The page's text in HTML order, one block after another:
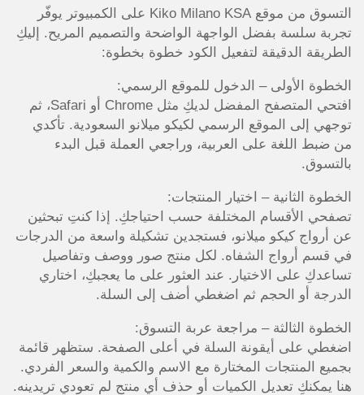
التسوق من موقع Kiko Milano KSA على الكمبيوتر يوفّر
تجربة سلسة بفضل الواجهة الواضحة والتصميم المريح. إليكِ
الطريقة الدقيقة لتفعيل الكود خطوة بخطوة:
الخطوة الأولى – الدخول للموقع الرسمي:
افتحي المتصفح المفضل لديكِ مثل Chrome أو Safari، ثم
توجهي إلى الموقع الرسمي لكيكو ميلانو السعودية. تأكدي
من ضبط اللغة على العربية، وراجعي العملة قبل البدء
بالتسوق.
الخطوة الثانية – اختيار المنتجات:
تصفحي الأقسام المختلفة حسب احتياجكِ. إذا كنتِ تبحثين
عن أرواج كيكو ميلانو، فستجدين تشكيلة واسعة من الدرجات
في قسم أرواج الشفاه. لكل منتج صور ووصف وتفاصيل
تساعدكِ على الاختيار. عند العثور على ما يعجبكِ، اختاري
الدرجة أو الحجم ثم اضغطي أضف إلى السلة.
الخطوة الثالثة – مراجعة عربة التسوق:
اضغطي على أيقونة السلة في أعلى الصفحة. ستظهر قائمة
بجميع المنتجات المختارة مع الاسم والكمية والسعر الفردي.
هنا يمكنكِ تعديل الكميات أو حذف أي منتج لم تعودي تريدينه.